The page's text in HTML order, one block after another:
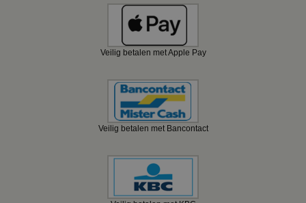
Veilig betalen met Apple Pay
Veilig betalen met Bancontact